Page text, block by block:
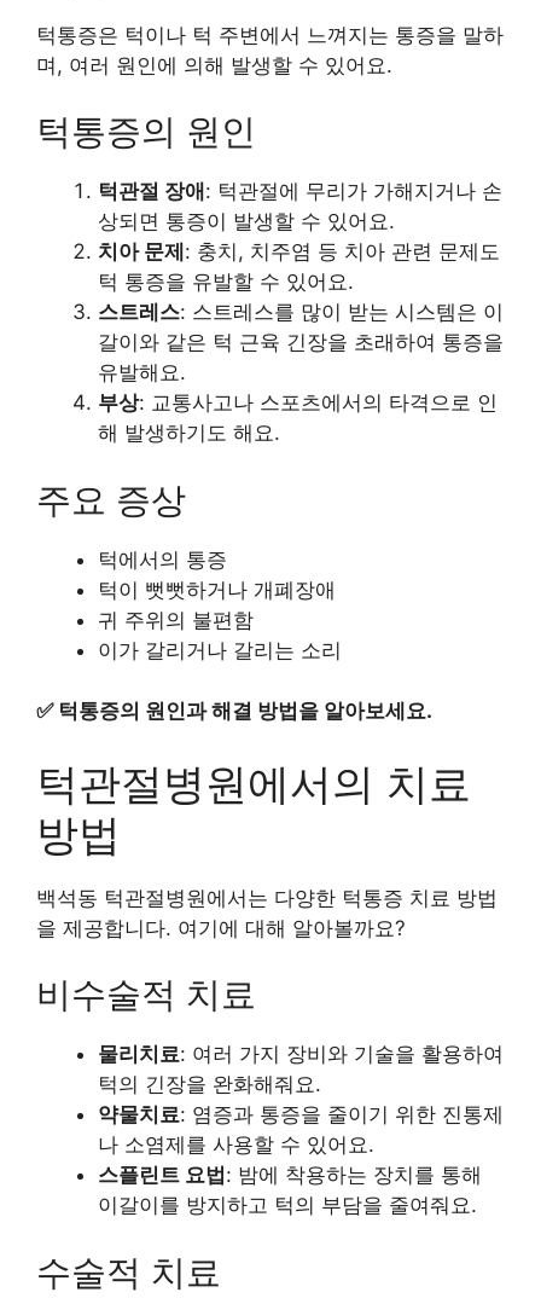
턱통증은 턱이나 턱 주변에서 느껴지는 통증을 말하
며, 여러 원인에 의해 발생할 수 있어요.
턱통증의 원인
턱관절 장애 : 턱관절에 무리가 가해지거나 손
상되면 통증이 발생할 수 있어요.
치아 문제 : 충치, 치주염 등 치아 관련 문제도
턱 통증을 유발할 수 있어요.
스트레스: 스트레스를 많이 받는 시스템은 이
갈이와 같은 턱 근육 긴장을 초래하여 통증을
유발해요.
부상: 교통사고나 스포츠에서의 타격으로 인
해 발생하기도 해요.
주요 증상
턱에서의 통증
턱이 뻣뻣하거나 개폐장애
귀 주위의 불편함
이가 갈리거나 갈리는 소리
✅ 턱통증의 원인과 해결 방법을 알아보세요.
턱관절병원에서의 치료
방법
백석동 턱관절병원에서는 다양한 턱통증 치료 방법
을 제공합니다. 여기에 대해 알아볼까요?
비수술적 치료
물리치료: 여러 가지 장비와 기술을 활용하여
턱의 긴장을 완화해줘요.
약물치료: 염증과 통증을 줄이기 위한 진통제
나 소염제를 사용할 수 있어요.
스플린트 요법 : 밤에 착용하는 장치를 통해
이갈이를 방지하고 턱의 부담을 줄여줘요.
수술적 치료